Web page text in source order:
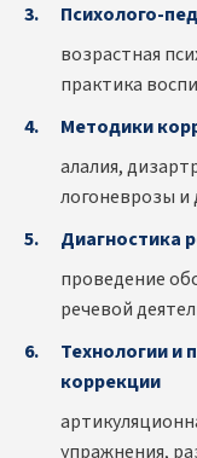
Психолого-
возрастная
практика
Методики
алалия,
логоневрозы и
Диагностика
проведение
речевой
Технологии и
коррекции
упражнения,